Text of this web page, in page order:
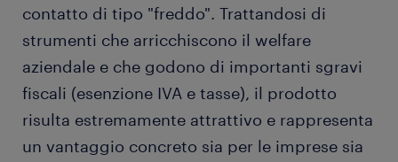
contatto di tipo "freddo". Trattandosi di
strumenti che arricchiscono il welfare
aziendale e che godono di importanti sgravi
fiscali (esenzione IVA e tasse), il prodotto
risulta estremamente attrattivo e rappresenta
un vantaggio concreto sia per le imprese sia